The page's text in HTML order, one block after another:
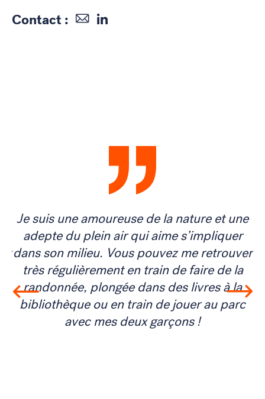
Contact :
Je suis une amoureuse de la nature et une
adepte du plein air qui aime s’impliquer
dans son milieu. Vous pouvez me retrouver
très régulièrement en train de faire de la
randonnée, plongée dans des livres à la
bibliothèque ou en train de jouer au parc
avec mes deux garçons !